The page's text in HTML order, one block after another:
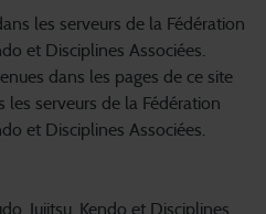
les serveurs de la Fédération
et Disciplines Associées.
dans les pages de ce site
serveurs de la Fédération
et Disciplines Associées.
Jujitsu, Kendo et Disciplines